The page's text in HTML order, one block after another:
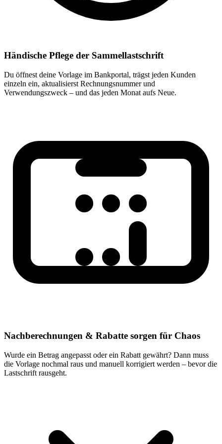
Händische Pflege der Sammellastschrift
Du öffnest deine Vorlage im Bankportal, trägst jeden Kunden
einzeln ein, aktualisierst Rechnungsnummer und
Verwendungszweck – und das jeden Monat aufs Neue.
Nachberechnungen & Rabatte sorgen für Chaos
Wurde ein Betrag angepasst oder ein Rabatt gewährt? Dann muss
die Vorlage nochmal raus und manuell korrigiert werden – bevor die
Lastschrift rausgeht.